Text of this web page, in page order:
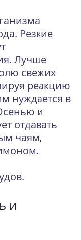
Резкие
Лучше
свежих
реакцию
нуждается в
и
отдавать
чаям,
и